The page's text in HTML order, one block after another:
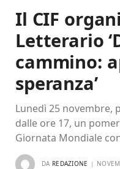
Il CIF
Letterario
cammino:
speranza’
Lunedì 25 novembre,
dalle ore 17, un
Giornata Mondiale
DA REDAZIONE